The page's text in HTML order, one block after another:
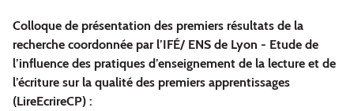
Colloque de présentation des premiers résultats de la
recherche coordonnée par l’IFÉ/ ENS de Lyon - Etude de
l’influence des pratiques d’enseignement de la lecture et de
l’écriture sur la qualité des premiers apprentissages
(LireEcrireCP) :